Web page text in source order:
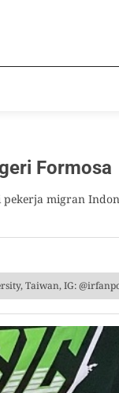
Formosa
pekerja migran
Taiwan, IG: